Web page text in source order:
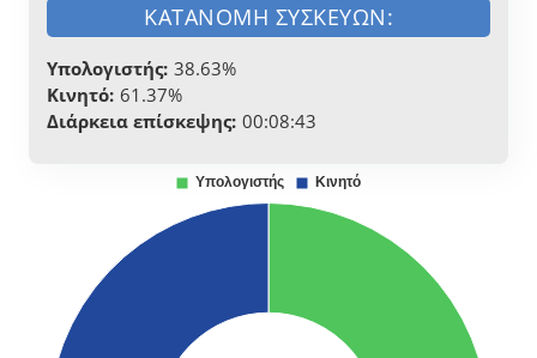
ΚΑΤΑΝΟΜΉ ΣΥΣΚΕΥΏΝ:
Υπολογιστής: 38.63%
Κινητό: 61.37%
Διάρκεια επίσκεψης: 00:08:43